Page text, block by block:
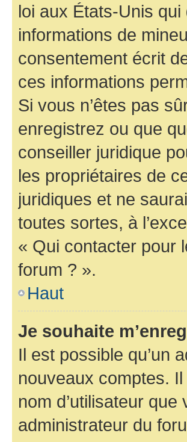
loi aux États-Unis
informations de
consentement écrit
ces informations
Si vous n’êtes pas
enregistrez ou que
conseiller juridique
les propriétaires de
juridiques et ne
toutes sortes, à
« Qui contacter pour
forum ? ».
Haut
Je souhaite
Il est possible qu’un
nouveaux comptes.
nom d’utilisateur
administrateur du